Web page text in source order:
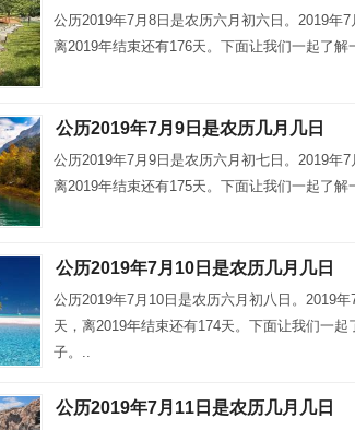
公历2019年7月8日是农历六月初六日。2019年
离2019年结束还有176天。下面让我们一起了
公历2019年7月9日是农历几月几日
公历2019年7月9日是农历六月初七日。2019年
离2019年结束还有175天。下面让我们一起了
公历2019年7月10日是农历几月几日
公历2019年7月10日是农历六月初八日。2019
天，离2019年结束还有174天。下面让我们一
子。..
公历2019年7月11日是农历几月几日